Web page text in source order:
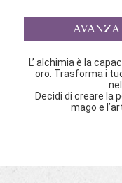
L’ alchimia è la
oro. Trasforma i
Decidi di creare la
mago e